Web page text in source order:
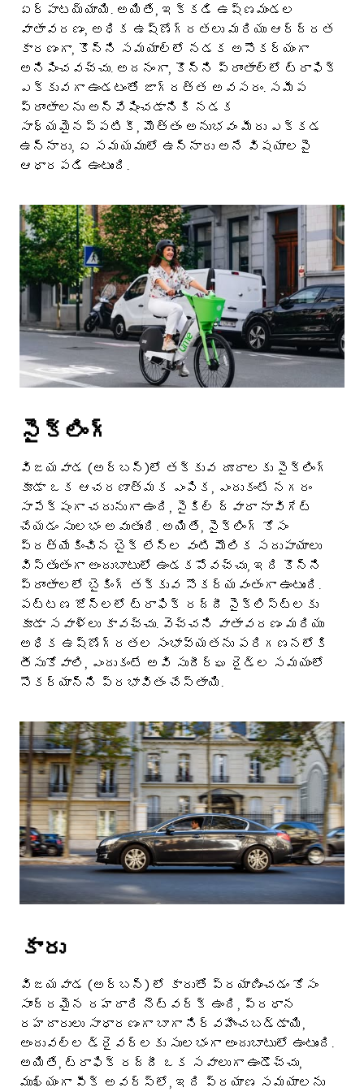
ఏర్పాటయ్యాయి. అయితే, ఇక్కడి ఉష్ణమండల
వాతావరణం, అధిక ఉష్ణోగ్రతలు మరియు ఆర్ద్రత
కారణంగా, కొన్ని సమయాల్లో నడక అసౌకర్యంగా
అనిపించవచ్చు. అదనంగా, కొన్ని ప్రాంతాల్లో ట్రాఫిక్
ఎక్కువగా ఉండటంతో జాగ్రత్త అవసరం. సమీప
ప్రాంతాలను అన్వేషించడానికి నడక
సాధ్యమైనప్పటికీ, మొత్తం అనుభవం మీరు ఎక్కడ
ఉన్నారు, ఏ సమయములో ఉన్నారు అనే విషయాలపై
ఆధారపడి ఉంటుంది.
సైక్లింగ్
విజయవాడ (అర్బన్)లో తక్కువ దూరాలకు సైక్లింగ్
కూడా ఒక ఆచరణాత్మక ఎంపిక, ఎందుకంటే నగరం
సాపేక్షంగా చదునుగా ఉంది, సైకిల్ ద్వారా నావిగేట్
చేయడం సులభం అవుతుంది. అయితే, సైక్లింగ్ కోసం
ప్రత్యేకించిన బైక్ లేన్ల వంటి మౌలిక సదుపాయాలు
విస్తృతంగా అందుబాటులో ఉండకపోవచ్చు, ఇది కొన్ని
ప్రాంతాలలో బైకింగ్ తక్కువ సౌకర్యవంతంగా ఉంటుంది.
పట్టణ జోన్లలో ట్రాఫిక్ రద్దీ సైక్లిస్ట్లకు
కూడా సవాళ్లు కావచ్చు. వెచ్చని వాతావరణం మరియు
అధిక ఉష్ణోగ్రతల సంభావ్యతను పరిగణనలోకి
తీసుకోవాలి, ఎందుకంటే అవి సుదీర్ఘ రైడ్ల సమయంలో
సౌకర్యాన్ని ప్రభావితం చేస్తాయి.
కారు
విజయవాడ (అర్బన్) లో కారుతో ప్రయాణించడం కోసం
సాంద్రమైన రహదారి నెట్‌వర్క్ ఉంది, ప్రధాన
రహదారులు సాధారణంగా బాగా నిర్వహించబడ్డాయి,
అందువల్ల డ్రైవర్లకు సులభంగా అందుబాటులో ఉంటుంది.
అయితే, ట్రాఫిక్ రద్దీ ఒక సవాలుగా ఉండొచ్చు,
ముఖ్యంగా పీక్ అవర్స్‌లో, ఇది ప్రయాణ సమయాలను